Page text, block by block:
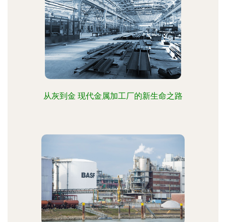
从灰到金 现代金属加工厂的新生命之路